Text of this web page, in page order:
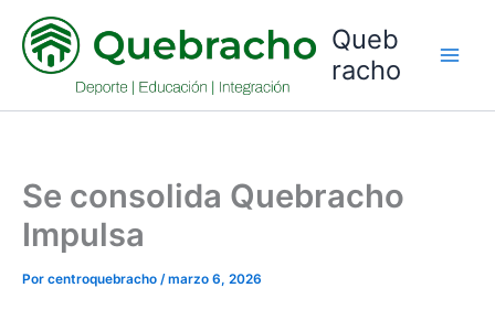
contenido
Queb
racho
Se consolida Quebracho
Impulsa
Por centroquebracho /marzo 6, 2026